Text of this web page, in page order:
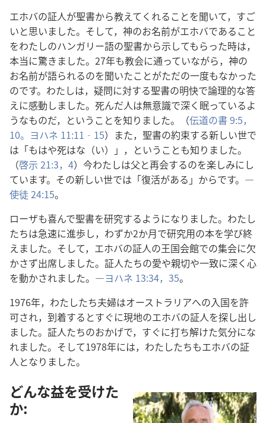
エホバ​の​証人​が​聖書​から​教え​て​くれる​こと​を​聞い​て，すご
い​と​思い​まし​た。そして，神​の​お名前​が​エホバ​で​ある​こと​
を​わたし​の​ハンガリー​語​の​聖書​から​示し​て​もらっ​た​時​は，
本当​に​驚き​まし​た。27​年​も​教会​に​通っ​て​い​ながら，神​の​
お名前​が​語ら​れる​の​を​聞い​た​こと​が​ただ​の​一度​も​なかっ​た​
の​です。わたし​は，疑問​に​対する​聖書​の​明快​で​論理​的​な​答
え​に​感動​し​まし​た。死ん​だ​人​は​無​意識​で​深く​眠っ​て​いる​よ
う​な​もの​だ，と​いう​こと​を​知り​まし​た。（伝道​の​書 9:5，
10。 ヨハネ 11:11‐15）また，聖書​の​約束​する​新しい​世​で​
は「もはや​死​は​な（い）」，と​いう​こと​も​知り​まし​た。
（啓示 21:3，4）今​わたし​は​父​と​再会​する​の​を​楽しみ​に​し​
て​い​ます。その​新しい​世​で​は「復活​が​ある」から​です。―
使徒 24:15。
ローザ​も​喜ん​で​聖書​を​研究​する​よう​に​なり​まし​た。わたし
たち​は​急速​に​進歩​し，わずか​2​か月​で​研究​用​の​本​を​学び​終
え​まし​た。そして，エホバ​の​証人​の​王国​会館​で​の​集会​に​欠
かさ​ず​出席​し​まし​た。証人​たち​の​愛​や​親切​や​一致​に​深く​心​
を​動かさ​れ​まし​た。―ヨハネ 13:34，35。
1976​年，わたしたち​夫婦​は​オーストラリア​へ​の​入国​を​許
可​さ​れ，到着​する​と​すぐ​に​現地​の​エホバ​の​証人​を​探し出し​
まし​た。証人​たち​の​おかげ​で，すぐ​に​打ち解け​た​気分​に​な
れ​まし​た。そして​1978​年​に​は，わたしたち​も​エホバ​の​証
人​と​なり​まし​た。
どんな​益​を​受け​た​
か: